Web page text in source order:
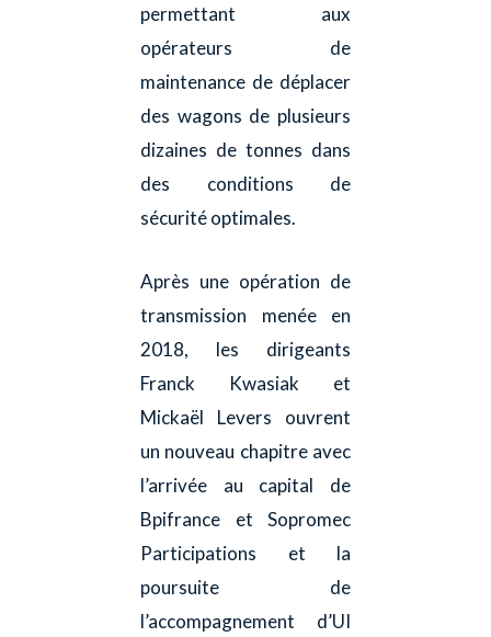
permettant aux
opérateurs de
maintenance de déplacer
des wagons de plusieurs
dizaines de tonnes dans
des conditions de
sécurité optimales.
Après une opération de
transmission menée en
2018, les dirigeants
Franck Kwasiak et
Mickaël Levers ouvrent
un nouveau chapitre avec
l’arrivée au capital de
Bpifrance et Sopromec
Participations et la
poursuite de
l’accompagnement d’UI